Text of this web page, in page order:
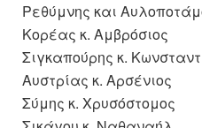
Ρεθύμνης και
Κορέας κ. Αμβρόσιος
Σιγκαπούρης κ.
Αυστρίας κ. Αρσένιος
Σύμης κ. Χρυσόστομος